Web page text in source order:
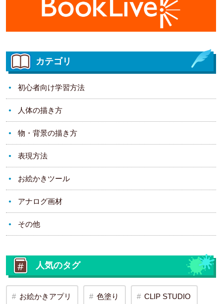
カテゴリ
初心者向け学習方法
人体の描き方
物・背景の描き方
表現方法
お絵かきツール
アナログ画材
その他
人気のタグ
お絵かきアプリ 色塗り CLIP STUDIO